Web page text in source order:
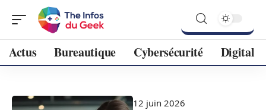
Actus Bureautique Cybersécurité Digital
12 juin 2026